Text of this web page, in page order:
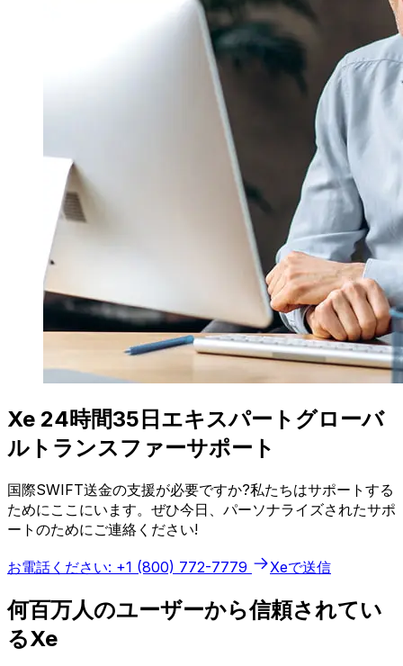
Xe 24時間35日エキスパートグローバ
ルトランスファーサポート
国際SWIFT送金の支援が必要ですか?私たちはサポートする
ためにここにいます。ぜひ今日、パーソナライズされたサポ
ートのためにご連絡ください!
お電話ください: +1 (800) 772-7779 Xeで送信
何百万人のユーザーから信頼されてい
るXe